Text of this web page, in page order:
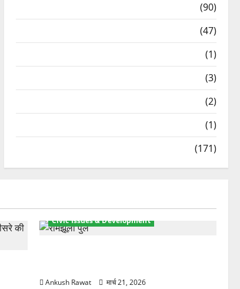
(90)
(47)
(1)
(3)
(2)
(1)
(171)
Civic Issues & Development
Ankush Rawat मार्च 21, 2026